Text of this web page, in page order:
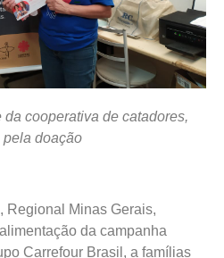
cooperativa de catadores,
pela doação
Regional Minas Gerais,
da campanha
Carrefour Brasil, a famílias